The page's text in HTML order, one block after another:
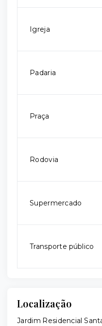
Igreja
Padaria
Praça
Rodovia
Supermercado
Transporte público
Localização
Jardim Residencial